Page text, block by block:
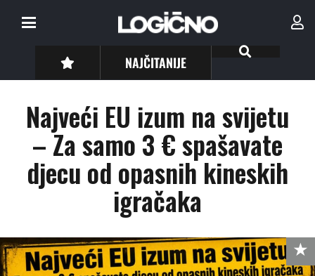
NAJČITANIJE
Najveći EU izum na svijetu
– Za samo 3 € spašavate
djecu od opasnih kineskih
igračaka